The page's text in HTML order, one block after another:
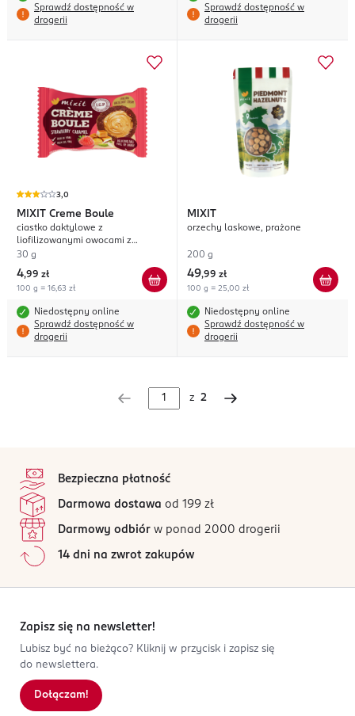
Sprawdź dostępność w
drogerii
Sprawdź dostępność w
drogerii
3,0
MIXIT Creme Boule
ciastko daktylowe z
liofilizowanymi owocami z
kremem orzechowo-karmelowym,
30 g
4,99 zł
100 g = 16,63 zł
Niedostępny online
Sprawdź dostępność w
drogerii
MIXIT
orzechy laskowe, prażone
200 g
49,99 zł
100 g = 25,00 zł
Niedostępny online
Sprawdź dostępność w
drogerii
z 2
Bezpieczna płatność
Darmowa dostawa od 199 zł
Darmowy odbiór w ponad 2000 drogerii
14 dni na zwrot zakupów
Zapisz się na newsletter!
Lubisz być na bieżąco? Kliknij w przycisk i zapisz się
do newslettera.
Dołączam!